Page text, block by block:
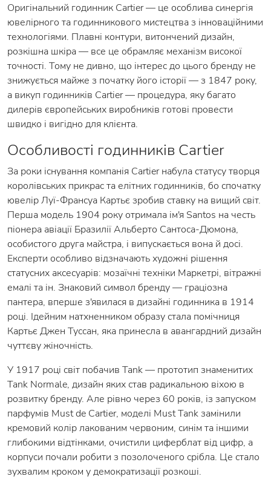
Оригінальний годинник Cartier — це особлива синергія
ювелірного та годинникового мистецтва з інноваційними
технологіями. Плавні контури, витончений дизайн,
розкішна шкіра — все це обрамляє механізм високої
точності. Тому не дивно, що інтерес до цього бренду не
знижується майже з початку його історії — з 1847 року,
а викуп годинників Cartier — процедура, яку багато
дилерів європейських виробників готові провести
швидко і вигідно для клієнта.
Особливості годинників Cartier
За роки існування компанія Cartier набула статусу творця
королівських прикрас та елітних годинників, бо спочатку
ювелір Луї-Франсуа Картьє зробив ставку на вищий світ.
Перша модель 1904 року отримала ім'я Santos на честь
піонера авіації Бразилії Альберто Сантоса-Дюмона,
особистого друга майстра, і випускається вона й досі.
Експерти особливо відзначають художні рішення
статусних аксесуарів: мозаїчні техніки Маркетрі, вітражні
емалі та ін. Знаковий символ бренду — граціозна
пантера, вперше з'явилася в дизайні годинника в 1914
році. Ідейним натхненником образу стала помічниця
Картьє Джен Туссан, яка принесла в авангардний дизайн
чуттєву жіночність.
У 1917 році світ побачив Tank — прототип знаменитих
Tank Normale, дизайн яких став радикальною віхою в
розвитку бренду. Але рівно через 60 років, із запуском
парфумів Must de Cartier, моделі Must Tank замінили
кремовий колір лакованим червоним, синім та іншими
глибокими відтінками, очистили циферблат від цифр, а
корпуси почали робити з позолоченого срібла. Це стало
зухвалим кроком у демократизації розкоші.